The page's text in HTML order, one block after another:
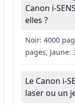
Canon i-
elles ?
Noir: 4000
pages, Jaune:
Le Canon i-
laser ou un